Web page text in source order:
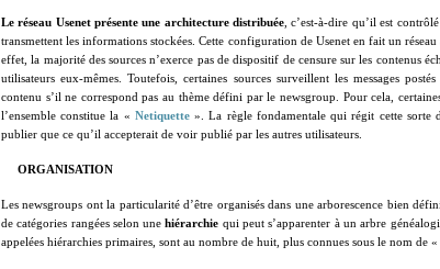
Le réseau Usenet présente une architecture distribuée , c’est-à-dire qu’il est
transmettentles informations stockées.Cette configuration de Usenet en fait un
effet, la majorité des sources n’exerce pas de dispositif de censure sur les contenus
utilisateurs eux-mêmes. Toutefois, certaines sources surveillent les messages
contenu s’il ne correspond pas au thème défini par le newsgroup. Pour cela,
l’ensemble constitue la « Netiquette» . La règle fondamentale qui régit cette
publier que ce qu’il accepterait de voir publié par les autres utilisateurs.
ORGANISATION
Les newsgroups ont la particularité d’être organisés dans une arborescence bien
de catégories rangées selon unehiérarchie qui peut s’apparenter à un arbre
appelées hiérarchies primaires, sont au nombre de huit, plus connues sous le nom de «